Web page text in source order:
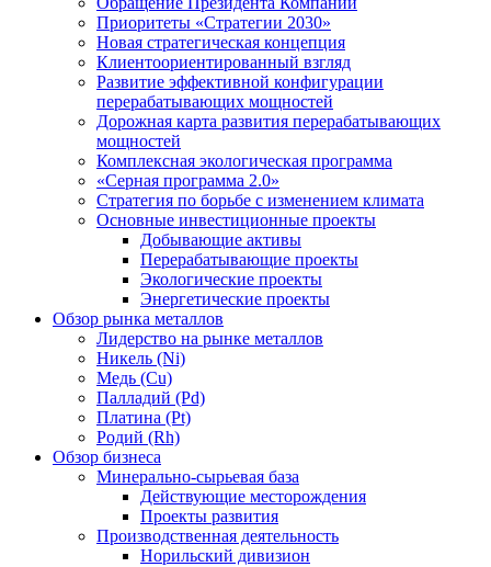
Приоритеты «Стратегии 2030»
Новая стратегическая концепция
Клиентоориентированный взгляд
Развитие эффективной конфигурации
перерабатывающих мощностей
Дорожная карта развития перерабатывающих
мощностей
Комплексная экологическая программа
«Серная программа 2.0»
Стратегия по борьбе с изменением климата
Основные инвестиционные проекты
Добывающие активы
Перерабатывающие проекты
Экологические проекты
Энергетические проекты
Обзор рынка металлов
Лидерство на рынке металлов
Никель (Ni)
Медь (Cu)
Палладий (Pd)
Платина (Pt)
Родий (Rh)
Обзор бизнеса
Минерально-сырьевая база
Действующие месторождения
Проекты развития
Производственная деятельность
Норильский дивизион